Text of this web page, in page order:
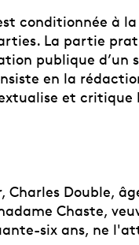
conditionnée à
La partie
publique d’un
en la
et critique
Charles Double,
Chaste,
six ans, ne